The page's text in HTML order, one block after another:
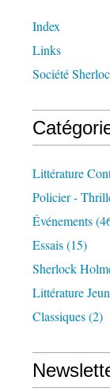
Index
Links
Société
Littérature
Policier -
Événements
Essais(15)
Sherlock
Littérature
Classiques(2)